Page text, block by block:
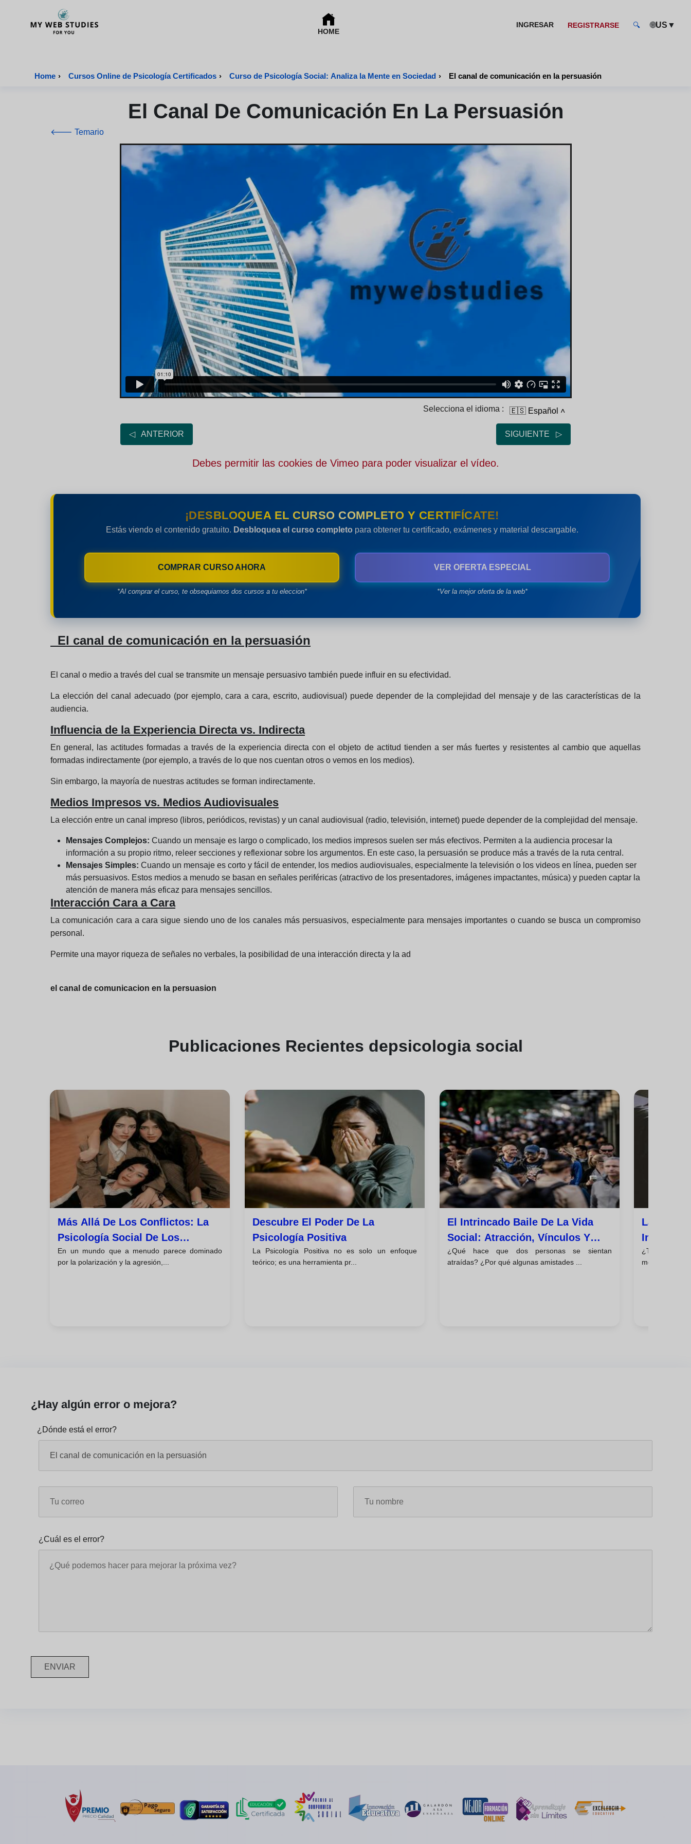
HOME
INGRESAR REGISTRARSE 🔍 🌐US ▼
Home › Cursos Online de Psicología Certificados › Curso de Psicología Social: Analiza la Mente en Sociedad › El canal de comunicación en la persuasión
El Canal De Comunicación En La Persuasión
🡐 Temario
Selecciona el idioma : 🇪🇸 Español ˄
◁ ANTERIOR SIGUIENTE ▷
Debes permitir las cookies de Vimeo para poder visualizar el vídeo.
¡DESBLOQUEA EL CURSO COMPLETO Y CERTIFÍCATE!
Estás viendo el contenido gratuito. Desbloquea el curso completopara obtener tu certificado, exámenes y material descargable.
COMPRAR CURSO AHORA
*Al comprar el curso, te obsequiamos dos cursos a tu eleccion*
VER OFERTA ESPECIAL
*Ver la mejor oferta de la web*
El canal de comunicación en la persuasión
El canal o medio a través del cual se transmite un mensaje persuasivo también puede influir en su efectividad.
La elección del canal adecuado (por ejemplo, cara a cara, escrito, audiovisual) puede depender de la complejidad del mensaje y de las características de la
audiencia.
Influencia de la Experiencia Directa vs. Indirecta
En general, las actitudes formadas a través de la experiencia directa con el objeto de actitud tienden a ser más fuertes y resistentes al cambio que aquellas
formadas indirectamente (por ejemplo, a través de lo que nos cuentan otros o vemos en los medios).
Sin embargo, la mayoría de nuestras actitudes se forman indirectamente.
Medios Impresos vs. Medios Audiovisuales
La elección entre un canal impreso (libros, periódicos, revistas) y un canal audiovisual (radio, televisión, internet) puede depender de la complejidad del mensaje.
Mensajes Complejos: Cuando un mensaje es largo o complicado, los medios impresos suelen ser más efectivos. Permiten a la audiencia procesar la
información a su propio ritmo, releer secciones y reflexionar sobre los argumentos. En este caso, la persuasión se produce más a través de la ruta central.
Mensajes Simples: Cuando un mensaje es corto y fácil de entender, los medios audiovisuales, especialmente la televisión o los videos en línea, pueden ser
más persuasivos. Estos medios a menudo se basan en señales periféricas (atractivo de los presentadores, imágenes impactantes, música) y pueden captar la
atención de manera más eficaz para mensajes sencillos.
Interacción Cara a Cara
La comunicación cara a cara sigue siendo uno de los canales más persuasivos, especialmente para mensajes importantes o cuando se busca un compromiso
personal.
Permite una mayor riqueza de señales no verbales, la posibilidad de una interacción directa y la ad
el canal de comunicacion en la persuasion
Publicaciones Recientes depsicologia social
Más Allá De Los Conflictos: La
Psicología Social De Los
Prejuicios Y La Ayuda Humana
En un mundo que a menudo parece dominado
por la polarización y la agresión,...
Descubre El Poder De La
Psicología Positiva
La Psicología Positiva no es solo un enfoque
teórico; es una herramienta pr...
El Intrincado Baile De La Vida
Social: Atracción, Vínculos Y
Dinámicas Grupales
¿Qué hace que dos personas se sientan
atraídas? ¿Por qué algunas amistades ...
La Magia
¿Te has
modas se
¿Hay algún error o mejora?
¿Dónde está el error?
¿Cuál es el error?
ENVIAR